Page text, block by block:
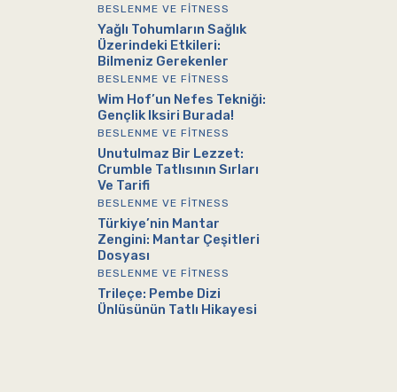
BESLENME VE FITNESS
Yağlı Tohumların Sağlık
Üzerindeki Etkileri:
Bilmeniz Gerekenler
BESLENME VE FITNESS
Wim Hof’un Nefes Tekniği:
Gençlik Iksiri Burada!
BESLENME VE FITNESS
Unutulmaz Bir Lezzet:
Crumble Tatlısının Sırları
Ve Tarifi
BESLENME VE FITNESS
Türkiye’nin Mantar
Zengini: Mantar Çeşitleri
Dosyası
BESLENME VE FITNESS
Trileçe: Pembe Dizi
Ünlüsünün Tatlı Hikayesi